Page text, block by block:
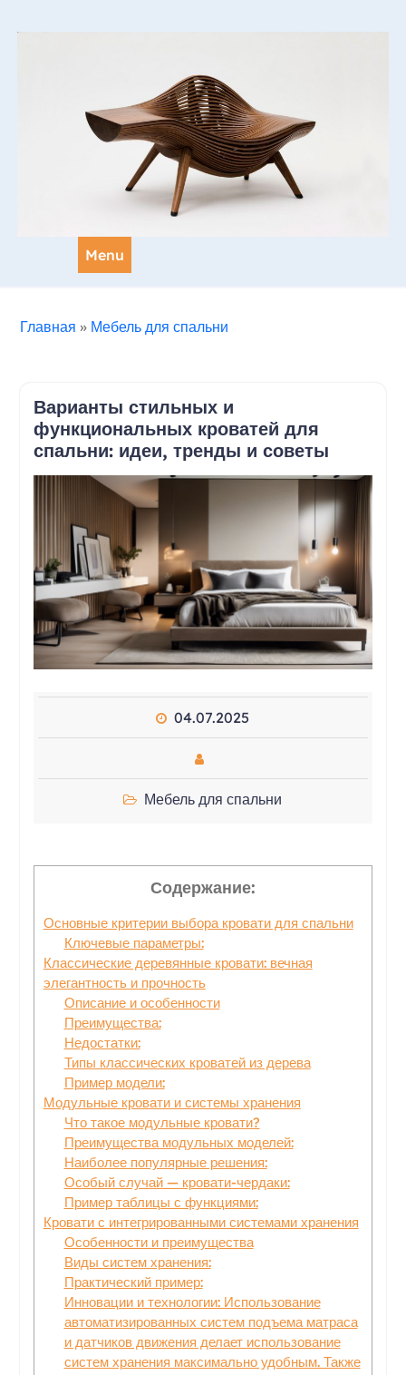
Menu
Главная » Мебель для спальни
Варианты стильных и
функциональных кроватей для
спальни: идеи, тренды и советы
04.07.2025
Мебель для спальни
Содержание:
Основные критерии выбора кровати для спальни
Ключевые параметры:
Классические деревянные кровати: вечная
элегантность и прочность
Описание и особенности
Преимущества:
Недостатки:
Типы классических кроватей из дерева
Пример модели:
Модульные кровати и системы хранения
Что такое модульные кровати?
Преимущества модульных моделей:
Наиболее популярные решения:
Особый случай — кровати-чердаки:
Пример таблицы с функциями:
Кровати с интегрированными системами хранения
Особенности и преимущества
Виды систем хранения:
Практический пример:
Инновации и технологии: Использование
автоматизированных систем подъема матраса
и датчиков движения делает использование
систем хранения максимально удобным. Также